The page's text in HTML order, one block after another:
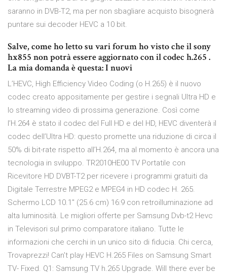
saranno in DVB-T2, ma per non sbagliare acquisto bisognerà
puntare sui decoder HEVC a 10 bit.
Salve, come ho letto su vari forum ho visto che il sony
hx855 non potrà essere aggiornato con il codec h.265 .
La mia domanda è questa: I nuovi
L’HEVC, High Efficiency Video Coding (o H.265) è il nuovo
codec creato appositamente per gestire i segnali Ultra HD e
lo streaming video di prossima generazione. Così come
l’H.264 è stato il codec del Full HD e del HD, HEVC diventerà il
codec dell’Ultra HD: questo promette una riduzione di circa il
50% di bit-rate rispetto all’H.264, ma al momento è ancora una
tecnologia in sviluppo. TR2010HE00 TV Portatile con
Ricevitore HD DVBT-T2 per ricevere i programmi gratuiti da
Digitale Terrestre MPEG2 e MPEG4 in HD codec H. 265.
Schermo LCD 10.1" (25.6 cm) 16:9 con retroilluminazione ad
alta luminosità. Le migliori offerte per Samsung Dvb-t2 Hevc
in Televisori sul primo comparatore italiano. Tutte le
informazioni che cerchi in un unico sito di fiducia. Chi cerca,
Trovaprezzi! Can't play HEVC H.265 Files on Samsung Smart
TV- Fixed. Q1: Samsung TV h.265 Upgrade. Will there ever be